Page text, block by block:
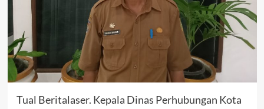
Tual Beritalaser. Kepala Dinas Perhubungan Kota